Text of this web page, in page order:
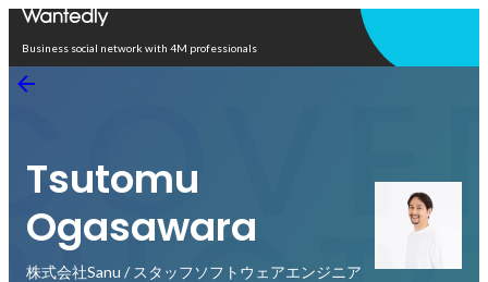
Business social network with 4M professionals
Tsutomu
Ogasawara
株式会社Sanu / スタッフソフトウェアエンジニア